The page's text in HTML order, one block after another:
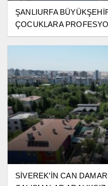
ŞANLIURFA
ÇOCUKLARA
SİVEREK’İN CAN